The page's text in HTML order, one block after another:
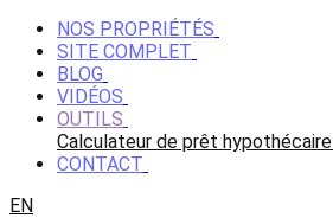
NOS PROPRIÉTÉS
SITE COMPLET
BLOG
VIDÉOS
OUTILS
Calculateur de prêt hypothécaire
CONTACT
EN